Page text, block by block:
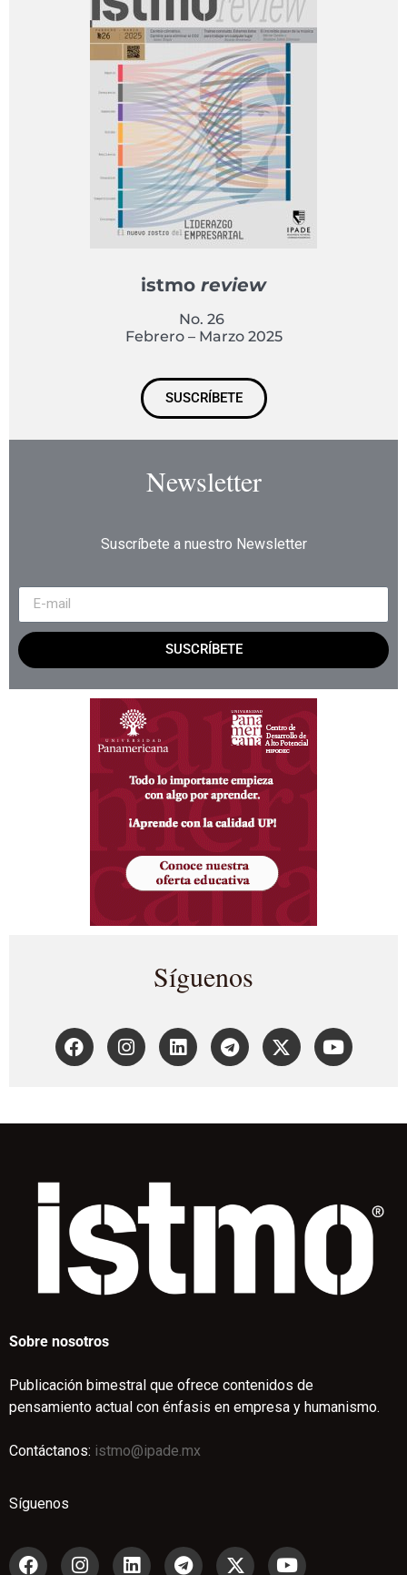
istmo review
No. 26
Febrero – Marzo 2025
SUSCRÍBETE
Newsletter
Suscríbete a nuestro Newsletter
SUSCRÍBETE
Síguenos
Sobre nosotros
Publicación bimestral que ofrece contenidos de
pensamiento actual con énfasis en empresa y humanismo.
Contáctanos: istmo@ipade.mx
Síguenos